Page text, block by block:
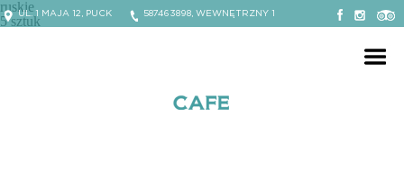
UL. 1 MAJA 12, PUCK 587463898, WEWNĘTRZNY 1
ruskie
5 sztuk